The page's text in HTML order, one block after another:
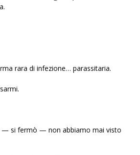
rara di infezione… parassitaria.
si fermò — non abbiamo mai visto